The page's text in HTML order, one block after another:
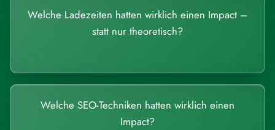
Welche Ladezeiten hatten wirklich einen Impact –
statt nur theoretisch?
Welche SEO-Techniken hatten wirklich einen
Impact?